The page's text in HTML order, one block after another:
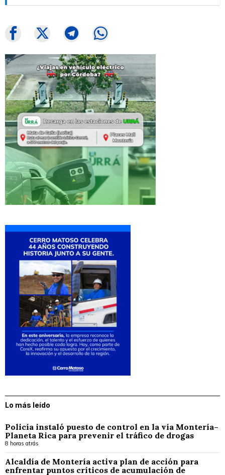
Lo más leído
Policía instaló puesto de control en la vía Montería–
Planeta Rica para prevenir el tráfico de drogas
8 horas atrás
Alcaldía de Montería activa plan de acción para
enfrentar puntos críticos de acumulación de